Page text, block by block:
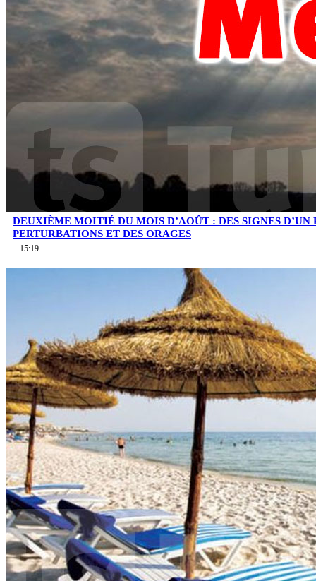
DEUXIÈME MOITIÉ DU MOIS D’AOÛT : DES SIGNES D’UN
PERTURBATIONS ET DES ORAGES
15:19